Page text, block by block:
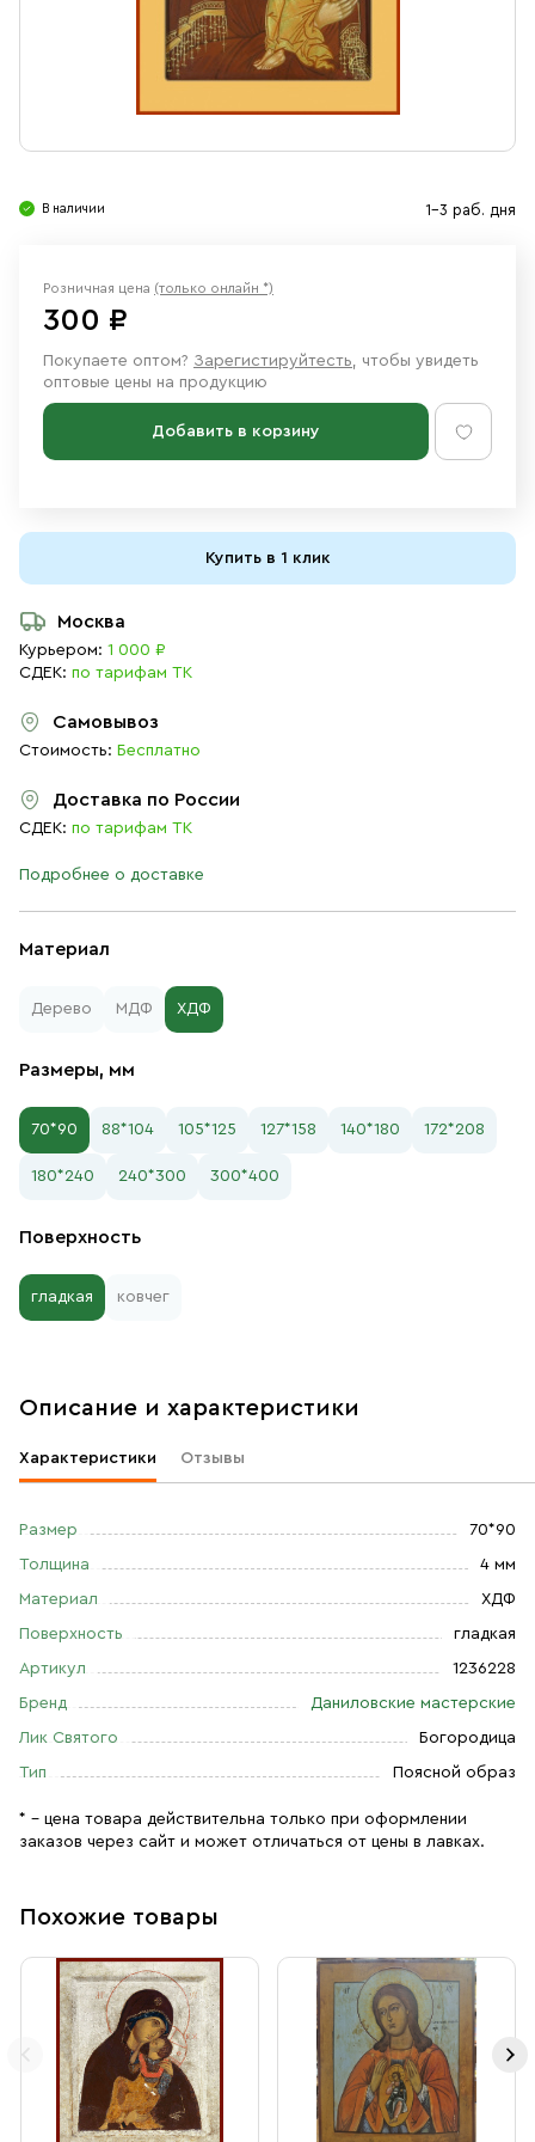
Ювелирные изделия
В наличии 1-3 раб. дня
Материал
Дерево МДФ ХДФ
Размеры, мм
70*90 88*104 105*125 127*158 140*180 172*208
180*240 240*300 300*400
Поверхность
гладкая ковчег
Розничная цена (только онлайн *)
300 ₽
Покупаете оптом? Зарегистируйтесть, чтобы увидеть
оптовые цены на продукцию
Добавить в корзину
Купить в 1 клик
Москва
Курьером: 1 000 ₽
СДЕК: по тарифам ТК
Самовывоз
Стоимость: Бесплатно
Доставка по России
СДЕК: по тарифам ТК
Подробнее о доставке
Описание и характеристики
Характеристики Отзывы
Размер 70*90
Толщина 4 мм
Материал ХДФ
Поверхность гладкая
Артикул 1236228
Бренд Даниловские мастерские
Лик Святого Богородица
Тип Поясной образ
* – цена товара действительна только при оформлении
заказов через сайт и может отличаться от цены в лавках.
Похожие товары